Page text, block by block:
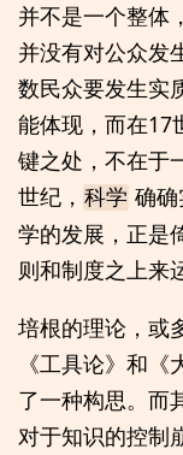
并不是一个整体
并没有对公众发
数民众要发生实
能体现，而在17
键之处，不在于
世纪， 科学 确
学的发展，正是
则和制度之上来
培根的理论，或
《工具论》和
了一种构思。而
对于知识的控制